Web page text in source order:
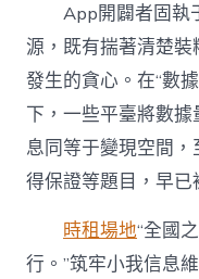
App開闢者固執
源，既有揣著清楚
發生的貪心。在“數
下，一些平臺將數
息同等于變現空間
得保證等題目，早已
時租場地“全國
行。”筑牢小我信息